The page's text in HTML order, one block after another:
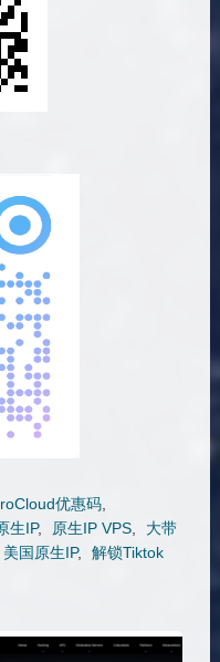
优惠码,
生IP, 原生IP VPS,
大带
美国原生IP, 解锁Tiktok